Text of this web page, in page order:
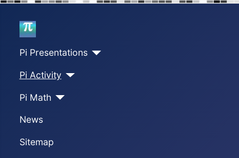
Home
Pi Presentations
Pi Activity
Pi Math
News
Sitemap